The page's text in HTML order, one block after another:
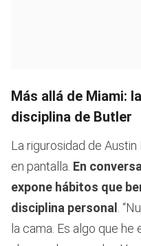
Más allá de Miami:
disciplina de Butler
La rigurosidad de
en pantalla. En
expone hábitos que
disciplina personal
.
la cama. Es algo que